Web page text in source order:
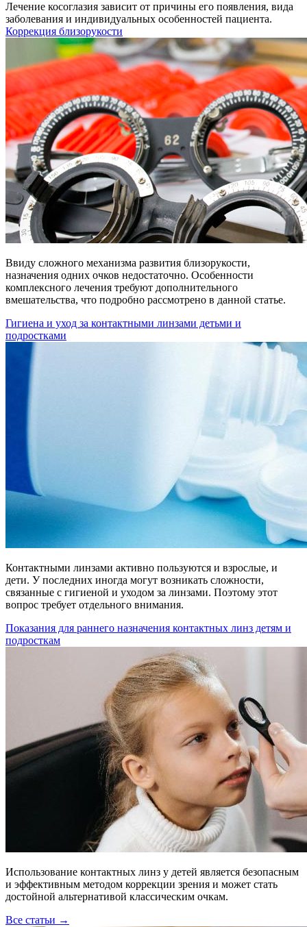
Лечение косоглазия зависит от причины его появления, вида
заболевания и индивидуальных особенностей пациента.
Коррекция близорукости
Ввиду сложного механизма развития близорукости,
назначения одних очков недостаточно. Особенности
комплексного лечения требуют дополнительного
вмешательства, что подробно рассмотрено в данной статье.
Гигиена и уход за контактными линзами детьми и
подростками
Контактными линзами активно пользуются и взрослые, и
дети. У последних иногда могут возникать сложности,
связанные с гигиеной и уходом за линзами. Поэтому этот
вопрос требует отдельного внимания.
Показания для раннего назначения контактных линз детям и
подросткам
Использование контактных линз у детей является безопасным
и эффективным методом коррекции зрения и может стать
достойной альтернативой классическим очкам.
Все статьи →